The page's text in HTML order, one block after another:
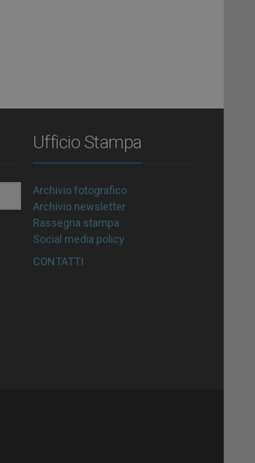
Ufficio Stampa
Archivio fotografico
Archivio newsletter
Rassegna stampa
Social media policy
CONTATTI